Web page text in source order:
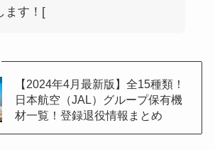
ます！[
【2024年4月最新版】全15種類！
日本航空（JAL）グループ保有機
材一覧！登録退役情報まとめ